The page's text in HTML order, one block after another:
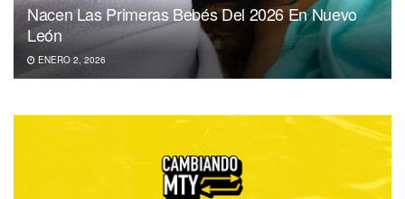
Nacen Las Primeras Bebés Del 2026 En Nuevo
León
ENERO 2, 2026